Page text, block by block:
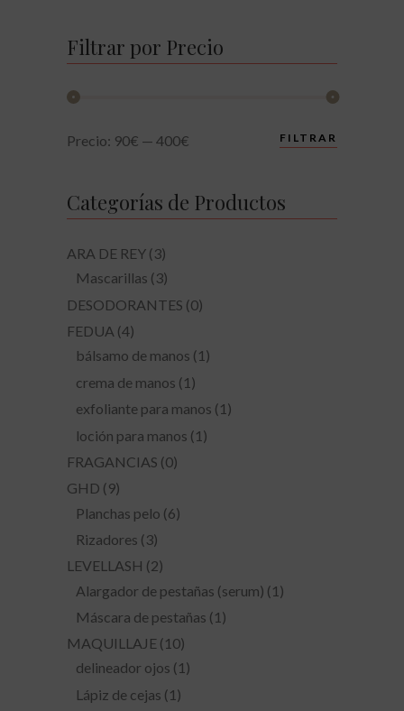
Filtrar por Precio
Precio
Precio
FILTRAR
Precio: 90€ — 400€
Categorías de Productos
ARA DE REY (3)
Mascarillas (3)
DESODORANTES (0)
FEDUA (4)
bálsamo de manos (1)
crema de manos (1)
exfoliante para manos (1)
loción para manos (1)
FRAGANCIAS (0)
GHD (9)
Planchas pelo (6)
Rizadores (3)
LEVELLASH (2)
Alargador de pestañas (serum) (1)
Máscara de pestañas (1)
MAQUILLAJE (10)
delineador ojos (1)
Lápiz de cejas (1)